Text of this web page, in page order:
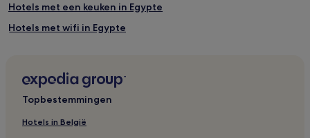
Hotels met een keuken in Egypte
Hotels met wifi in Egypte
Budget in Egypte
Topbestemmingen
Hotels in België